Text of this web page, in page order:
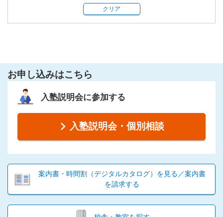
クリア
お申し込みはこちら
入塾説明会に参加する
入塾説明会・個別相談
案内書・時間割（デジタルカタログ）を見る／案内書
を請求する